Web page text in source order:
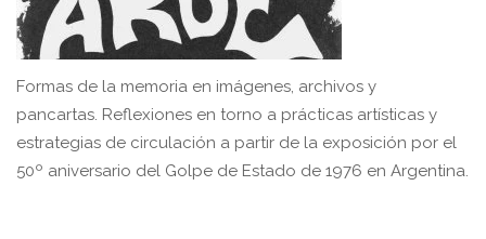
Formas de la memoria en imágenes, archivos y
pancartas. Reflexiones en torno a prácticas artísticas y
estrategias de circulación a partir de la exposición por el
50º aniversario del Golpe de Estado de 1976 en Argentina.